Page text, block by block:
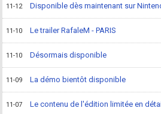
11-12 Disponible dès maintenant sur
11-10 Le trailer RafaleM - PARIS
11-10 Désormais disponible
11-09 La démo bientôt disponible
11-07 Le contenu de l'édition limitée en